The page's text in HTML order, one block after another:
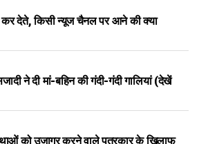
कर देते, किसी न्यूज चैनल पर आने की क्या
ने दी मां-बहिन की गंदी-गंदी गालियां (देखें